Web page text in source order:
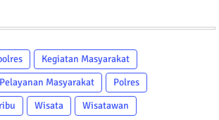
Kegiatan Masyarakat
Pelayanan Masyarakat
Polres
Wisata
Wisatawan